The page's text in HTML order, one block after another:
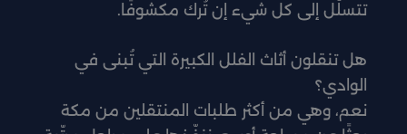
تتسلّل إلى كل شيء إن تُرك مكشوفًا.
هل تنقلون أثاث الفلل الكبيرة التي تُبنى في
الوادي؟
نعم، وهي من أكثر طلبات المنتقلين من مكة